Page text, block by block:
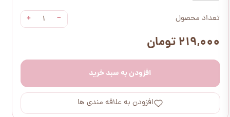
تعداد محصول −
+
۲۱۹,۰۰۰ تومان
افزودن به سبد خرید
افزودن به علاقه مندی ها